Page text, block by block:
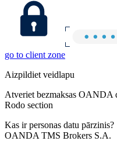
go to client zone
Aizpildiet veidlapu
Atveriet bezmaksas OANDA
Rodo section
Kas ir personas datu pārzinis?
OANDA TMS Brokers S.A.